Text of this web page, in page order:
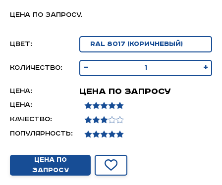
Цена по запросу.
Цвет:
Количество: - +
Цена: Цена по запросу
Цена:
Качество:
Популярность:
Цена по
запросу